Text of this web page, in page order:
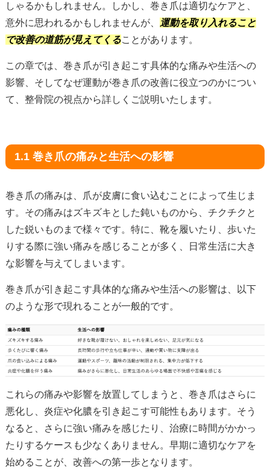
しゃるかもしれません。しかし、巻き爪は適切なケアと、
意外に思われるかもしれませんが、 運動を取り入れること
で改善の道筋が見えてくることがあります。
この章では、巻き爪が引き起こす具体的な痛みや生活への
影響、そしてなぜ運動が巻き爪の改善に役立つのかについ
て、整骨院の視点から詳しくご説明いたします。
1.1 巻き爪の痛みと生活への影響
巻き爪の痛みは、爪が皮膚に食い込むことによって生じま
す。その痛みはズキズキとした鈍いものから、チクチクと
した鋭いものまで様々です。特に、靴を履いたり、歩いた
りする際に強い痛みを感じることが多く、日常生活に大き
な影響を与えてしまいます。
巻き爪が引き起こす具体的な痛みや生活への影響は、以下
のような形で現れることが一般的です。
これらの痛みや影響を放置してしまうと、巻き爪はさらに
悪化し、炎症や化膿を引き起こす可能性もあります。そう
なると、さらに強い痛みを感じたり、治療に時間がかかっ
たりするケースも少なくありません。早期に適切なケアを
始めることが、改善への第一歩となります。